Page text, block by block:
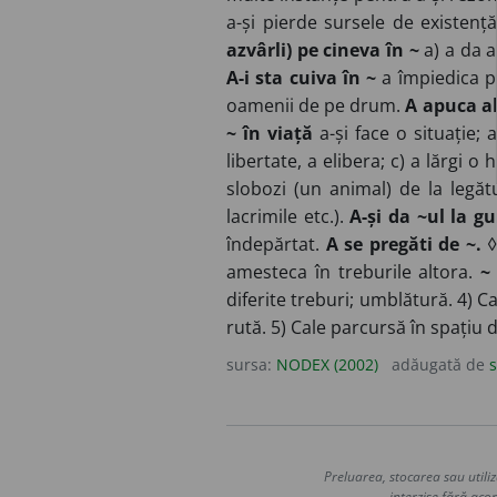
a-și pierde sursele de
azvârli) pe cineva în ~a) a da
A-i sta cuiva în ~ a împiedica
oamenii de pe drum.A apuca alt
~ în viață a-și face o situație;
libertate, a elibera; c) a lărgi o
slobozi (un animal) de la
lacrimile etc.).A-și da ~ul la
îndepărtat. A se pregăti de ~. ◊
amesteca în treburile altora. ~
diferite treburi; umblătură. 4)
rută. 5) Cale parcursă în spațiu
sursa: NODEX (2002) adăugată de
Preluarea, stocarea sau